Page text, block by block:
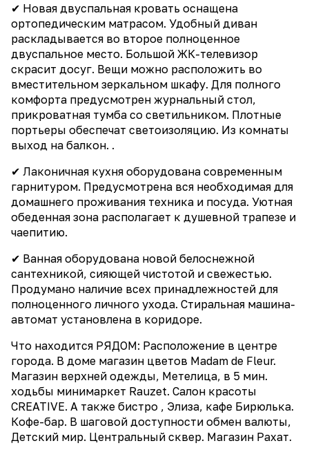
✔ Новая двуспальная кровать оснащена
ортопедическим матрасом. Удобный диван
раскладывается во второе полноценное
двуспальное место. Большой ЖК-телевизор
скрасит досуг. Вещи можно расположить во
вместительном зеркальном шкафу. Для полного
комфорта предусмотрен журнальный стол,
прикроватная тумба со светильником. Плотные
портьеры обеспечат светоизоляцию. Из комнаты
выход на балкон. .
✔ Лаконичная кухня оборудована современным
гарнитуром. Предусмотрена вся необходимая для
домашнего проживания техника и посуда. Уютная
обеденная зона располагает к душевной трапезе и
чаепитию.
✔ Ванная оборудована новой белоснежной
сантехникой, сияющей чистотой и свежестью.
Продумано наличие всех принадлежностей для
полноценного личного ухода. Стиральная машина-
автомат установлена в коридоре.
Что находится РЯДОМ: Расположение в центре
города. В доме магазин цветов Madam de Fleur.
Магазин верхней одежды, Метелица, в 5 мин.
ходьбы минимаркет Rauzet. Салон красоты
CREATIVE. А также бистро , Элиза, кафе Бирюлька.
Кофе-бар. В шаговой доступности обмен валюты,
Детский мир. Центральный сквер. Магазин Рахат.